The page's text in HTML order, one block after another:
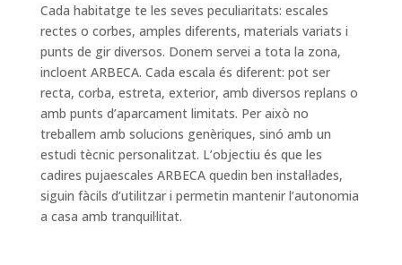
Cada habitatge te les seves peculiaritats: escales
rectes o corbes, amples diferents, materials variats i
punts de gir diversos. Donem servei a tota la zona,
incloent ARBECA. Cada escala és diferent: pot ser
recta, corba, estreta, exterior, amb diversos replans o
amb punts d’aparcament limitats. Per això no
treballem amb solucions genèriques, sinó amb un
estudi tècnic personalitzat. L’objectiu és que les
cadires pujaescales ARBECA quedin ben instal·lades,
siguin fàcils d’utilitzar i permetin mantenir l’autonomia
a casa amb tranquil·litat.